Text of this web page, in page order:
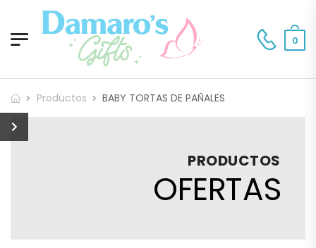
0
Productos BABY TORTAS DE PAÑALES
PRODUCTOS
OFERTAS